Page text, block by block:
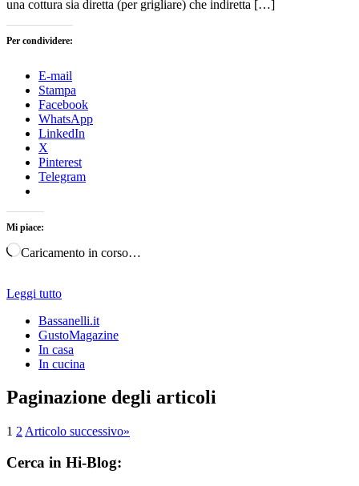
una cottura sia diretta (per grigliare) che indiretta […]
Per condividere:
E-mail
Stampa
Facebook
WhatsApp
LinkedIn
X
Pinterest
Telegram
Mi piace:
Caricamento in corso…
Leggi tutto
Bassanelli.it
GustoMagazine
In casa
In cucina
Paginazione degli articoli
1 2 Articolo successivo»
Cerca in Hi-Blog: